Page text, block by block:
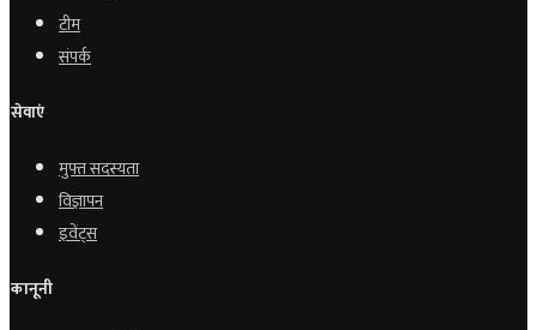
टीम
संपर्क
सेवाएं
मुफ्त सदस्यता
विज्ञापन
इवेंट्स
कानूनी